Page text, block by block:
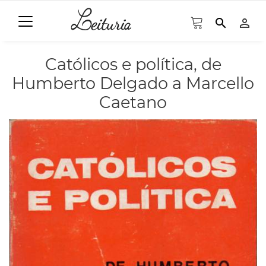
search person_outline
Católicos e política, de
Humberto Delgado a Marcello
Caetano